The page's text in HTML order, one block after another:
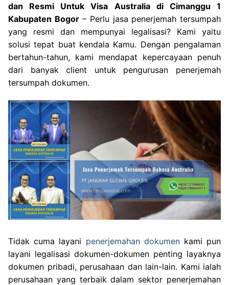
dan Resmi Untuk Visa Australia di Cimanggu 1
Kabupaten Bogor– Perlu jasa penerjemah tersumpah
yang resmi dan mempunyai legalisasi? Kami yaitu
solusi tepat buat kendala Kamu. Dengan pengalaman
bertahun-tahun, kami mendapat kepercayaan penuh
dari banyak client untuk pengurusan penerjemah
tersumpah dokumen.
Tidak cuma layani penerjemahan dokumenkami pun
layani legalisasi dokumen-dokumen penting layaknya
dokumen pribadi, perusahaan dan lain-lain. Kami ialah
perusahaan yang terbaik dalam sektor penerjemahan